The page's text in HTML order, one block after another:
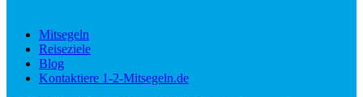
Mitsegeln
Reiseziele
Blog
Kontaktiere 1-2-Mitsegeln.de